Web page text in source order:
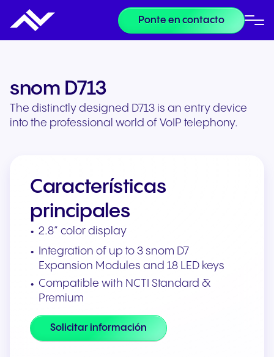
Ponte en contacto
snom D713
The distinctly designed D713 is an entry device
into the professional world of VoIP telephony.
Características
principales
2.8” color display
Integration of up to 3 snom D7
Expansion Modules and 18 LED keys
Compatible with NCTI Standard &
Premium
Solicitar información